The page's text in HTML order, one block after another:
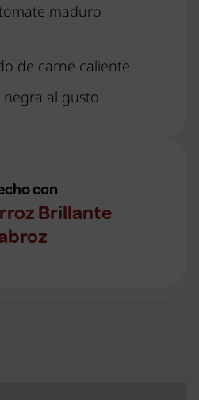
maduro
de carne caliente
negra al gusto
con
Brillante